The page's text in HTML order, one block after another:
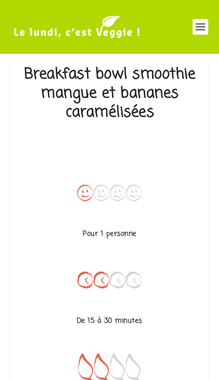
Breakfast bowl smoothie
mangue et bananes
caramélisées
Pour 1 personne
De 15 à 30 minutes